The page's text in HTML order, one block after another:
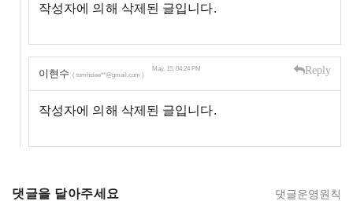
작성자에 의해 삭제된 글입니다.
이현수 ( tomhslee**@gmail.com )
May, 15, 04:24 PM Reply
작성자에 의해 삭제된 글입니다.
댓글을 달아주세요 댓글운영원칙